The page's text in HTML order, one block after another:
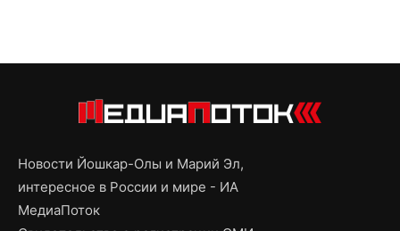
Новости Йошкар-Олы и Марий Эл,
интересное в России и мире - ИА
МедиаПоток